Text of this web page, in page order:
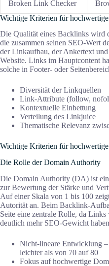
Broken Link Checker
Wichtige Kriterien für
Die Qualität eines Backlinks wird
die zusammen seinen SEO-Wert
der Linkaufbau, der Ankertext
Website. Links im Hauptcontent
solche in Footer- oder
Diversität der Linkquellen
Link-Attribute (follow,
Kontextuelle Einbettung
Verteilung des Linkjuice
Thematische Relevanz
Wichtige Kriterien für
Die Rolle der Domain Authority
Die Domain Authority (DA) ist
zur Bewertung der Stärke und
Auf einer Skala von 1 bis 100
Autorität an. Beim Backlink-
Seite eine zentrale Rolle, da
deutlich mehr SEO-Gewicht
Nicht-lineare Entwicklung
leichter als von 70 auf 80
Fokus auf hochwertige